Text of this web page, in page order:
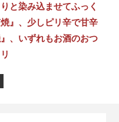
と染み込ませてふっく
』、少しピリ辛で甘辛
、いずれもお酒のおつ